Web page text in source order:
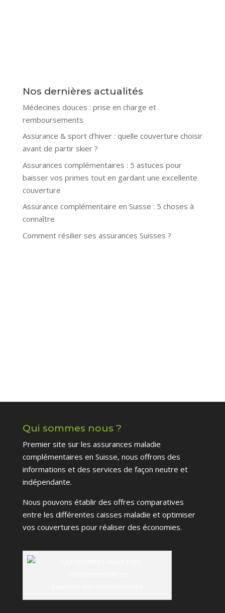
Nos dernières actualités
Médecines douces : prise en charge et
remboursements
Assurance & sport d’hiver : quelle couverture choisir
avant de partir skier ?
Assurances complémentaires : 5 astuces pour
baisser vos primes tout en gardant une excellente
couverture
Assurance complémentaire en Suisse : 5 choses à
connaître
Comment résilier ses assurances Suisses ?
Qui sommes nous ?
Premier site sur les assurances maladie
complémentaires en Suisse, nous offrons des
informations et des services de façon neutre et
indépendante.
Nous pouvons établir des offres comparatives
entre les différentes caisses maladie et optimiser
vos couvertures pour réaliser des économies.